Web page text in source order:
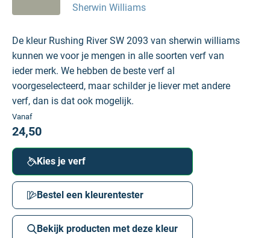
Sherwin Williams
De kleur Rushing River SW 2093 van sherwin williams
kunnen we voor je mengen in alle soorten verf van
ieder merk. We hebben de beste verf al
voorgeselecteerd, maar schilder je liever met andere
verf, dan is dat ook mogelijk.
Vanaf
24,50
Kies je verf
Bestel een kleurentester
Bekijk producten met deze kleur